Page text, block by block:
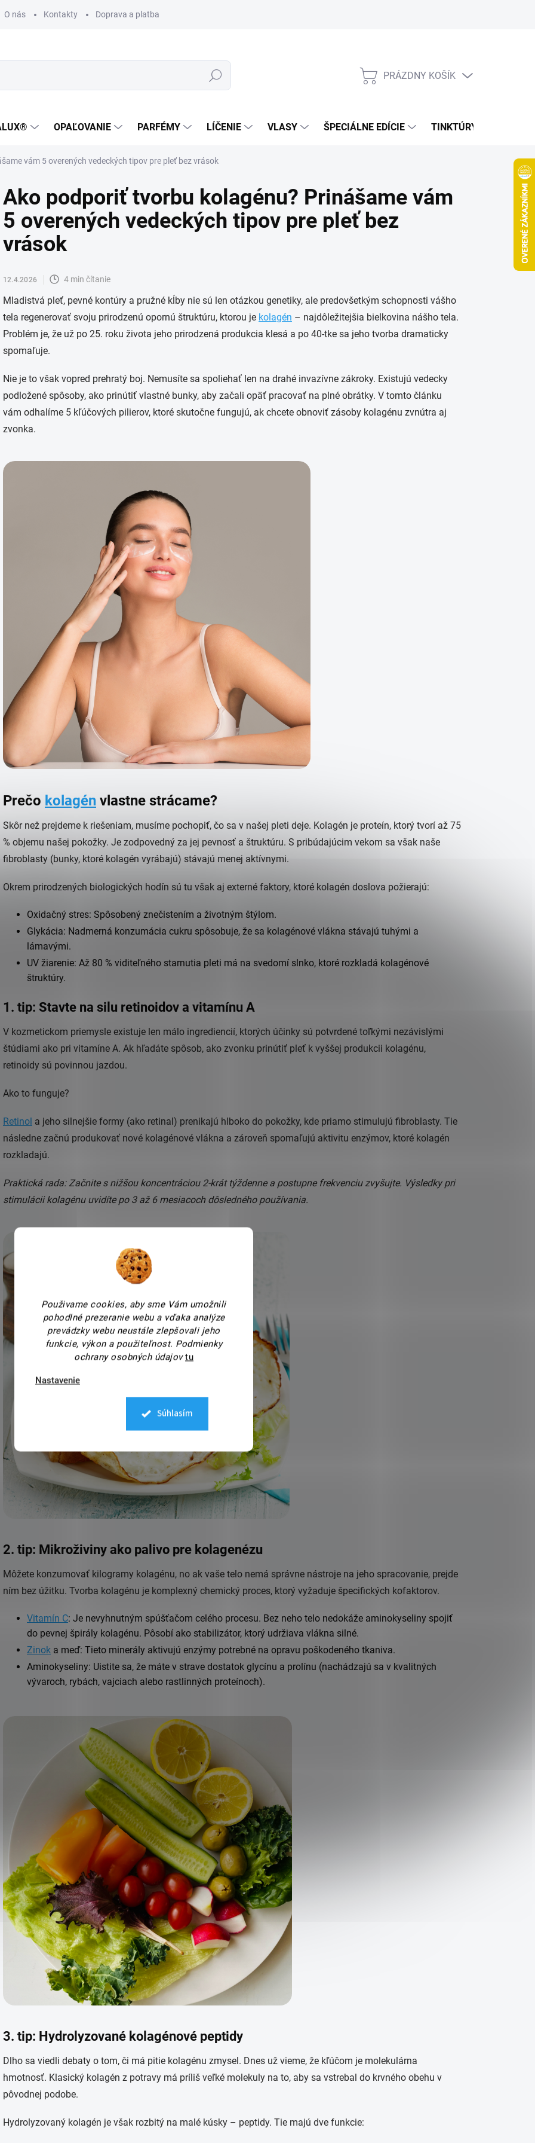
Použivame cookies, aby sme Vám umožnili
pohodlné prezeranie webu a vďaka analýze
prevádzky webu neustále zlepšovali jeho
funkcie, výkon a použiteľnost. Podmienky
ochrany osobných údajov tu
Nastavenie
Súhlasím
O nás Kontakty Doprava a platba
Hľadať
NÁKUPNÝ
PRÁZDNY KOŠÍK
OPAĽOVANIE PARFÉMY LÍČENIE VLASY ŠPECIÁLNE EDÍCIE TINKTÚRY
vám 5 overených vedeckých tipov pre pleť bez vrások
Ako podporiť tvorbu kolagénu? Prinášame vám
5 overených vedeckých tipov pre pleť bez
vrások
12.4.2026 4 min čítanie
Mladistvá pleť, pevné kontúry a pružné kĺby nie sú len otázkou genetiky, ale predovšetkým schopnosti vášho
tela regenerovať svoju prirodzenú opornú štruktúru, ktorou je kolagén – najdôležitejšia bielkovina nášho tela.
Problém je, že už po 25. roku života jeho prirodzená produkcia klesá a po 40-tke sa jeho tvorba dramaticky
spomaľuje.
Nie je to však vopred prehratý boj. Nemusíte sa spoliehať len na drahé invazívne zákroky. Existujú vedecky
podložené spôsoby, ako prinútiť vlastné bunky, aby začali opäť pracovať na plné obrátky. V tomto článku
vám odhalíme 5 kľúčových pilierov, ktoré skutočne fungujú, ak chcete obnoviť zásoby kolagénu zvnútra aj
zvonka.
Prečo kolagén vlastne strácame?
Skôr než prejdeme k riešeniam, musíme pochopiť, čo sa v našej pleti deje. Kolagén je proteín, ktorý tvorí až 75
% objemu našej pokožky. Je zodpovedný za jej pevnosť a štruktúru. S pribúdajúcim vekom sa však naše
fibroblasty (bunky, ktoré kolagén vyrábajú) stávajú menej aktívnymi.
Okrem prirodzených biologických hodín sú tu však aj externé faktory, ktoré kolagén doslova požierajú:
Oxidačný stres: Spôsobený znečistením a životným štýlom.
Glykácia: Nadmerná konzumácia cukru spôsobuje, že sa kolagénové vlákna stávajú tuhými a
lámavými.
UV žiarenie: Až 80 % viditeľného starnutia pleti má na svedomí slnko, ktoré rozkladá kolagénové
štruktúry.
1. tip: Stavte na silu retinoidov a vitamínu A
V kozmetickom priemysle existuje len málo ingrediencií, ktorých účinky sú potvrdené toľkými nezávislými
štúdiami ako pri vitamíne A. Ak hľadáte spôsob, ako zvonku prinútiť pleť k vyššej produkcii kolagénu,
retinoidy sú povinnou jazdou.
Ako to funguje?
Retinol a jeho silnejšie formy (ako retinal) prenikajú hlboko do pokožky, kde priamo stimulujú fibroblasty. Tie
následne začnú produkovať nové kolagénové vlákna a zároveň spomaľujú aktivitu enzýmov, ktoré kolagén
rozkladajú.
Praktická rada: Začnite s nižšou koncentráciou 2-krát týždenne a postupne frekvenciu zvyšujte. Výsledky pri
stimulácii kolagénu uvidíte po 3 až 6 mesiacoch dôsledného používania.
2. tip: Mikroživiny ako palivo pre kolagenézu
Môžete konzumovať kilogramy kolagénu, no ak vaše telo nemá správne nástroje na jeho spracovanie, prejde
ním bez úžitku. Tvorba kolagénu je komplexný chemický proces, ktorý vyžaduje špecifických kofaktorov.
Vitamín C: Je nevyhnutným spúšťačom celého procesu. Bez neho telo nedokáže aminokyseliny spojiť
do pevnej špirály kolagénu. Pôsobí ako stabilizátor, ktorý udržiava vlákna silné.
Zinok a meď: Tieto minerály aktivujú enzýmy potrebné na opravu poškodeného tkaniva.
Aminokyseliny: Uistite sa, že máte v strave dostatok glycínu a prolínu (nachádzajú sa v kvalitných
vývaroch, rybách, vajciach alebo rastlinných proteínoch).
3. tip: Hydrolyzované kolagénové peptidy
Dlho sa viedli debaty o tom, či má pitie kolagénu zmysel. Dnes už vieme, že kľúčom je molekulárna
hmotnosť. Klasický kolagén z potravy má príliš veľké molekuly na to, aby sa vstrebal do krvného obehu v
pôvodnej podobe.
Hydrolyzovaný kolagén je však rozbitý na malé kúsky – peptidy. Tie majú dve funkcie: